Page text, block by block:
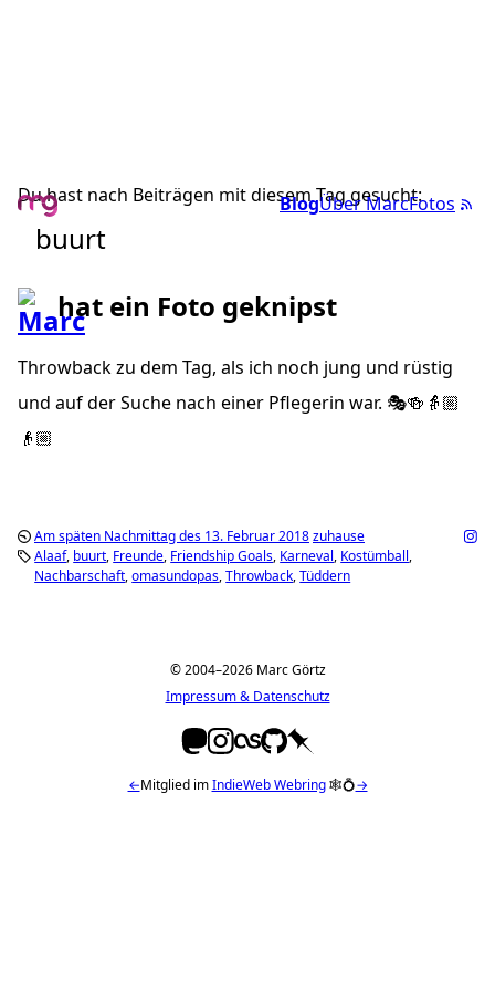
BlogÜber MarcFotos
Du hast nach Beiträgen mit diesem Tag gesucht:
buurt
hat ein Foto geknipst
Throwback zu dem Tag, als ich noch jung und rüstig
und auf der Suche nach einer Pflegerin war. 🎭🍻👵🏼
👴🏼
Am späten Nachmittag des 13. Februar 2018zuhause
Alaaf buurt Freunde Friendship Goals Karneval Kostümball
Nachbarschaft omasundopas Throwback Tüddern
© 2004–2026 Marc Görtz
Impressum & Datenschutz
←Mitglied imIndieWeb Webring🕸💍→